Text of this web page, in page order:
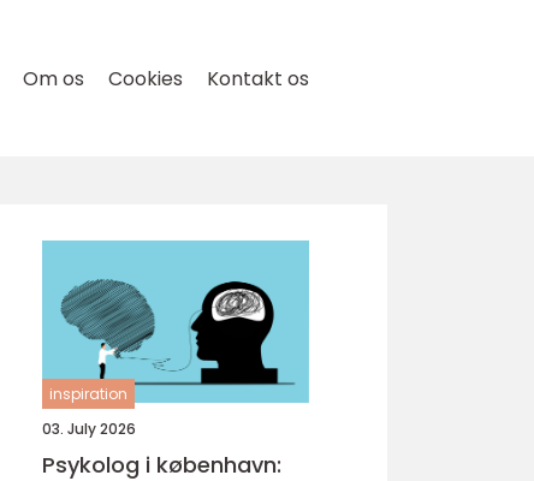
Om os Cookies Kontakt os
inspiration
03. July 2026
Psykolog i københavn: